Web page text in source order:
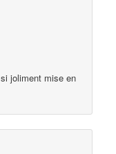
joliment mise en